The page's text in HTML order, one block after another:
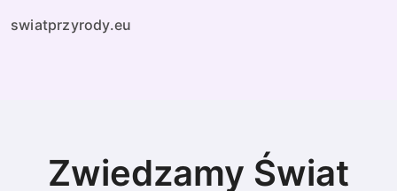
swiatprzyrody.eu
Zwiedzamy Świat